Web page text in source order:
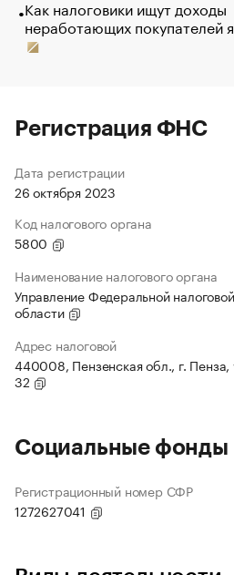
Как налоговики ищут доходы
неработающих покупателей
Регистрация ФНС
Дата регистрации
26 октября 2023
Код налогового органа
5800
Наименование налогового органа
Управление Федеральной
области
Адрес налоговой
440008, Пензенская обл., г. Пенза,
32
Социальные фонды
Регистрационный номер СФР
1272627041